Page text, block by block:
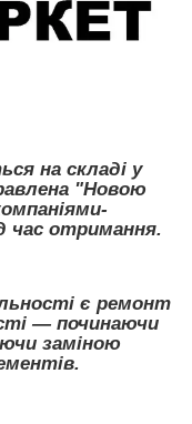
на складі у
"Новою
час отримання.
є ремонт
— починаючи
заміною